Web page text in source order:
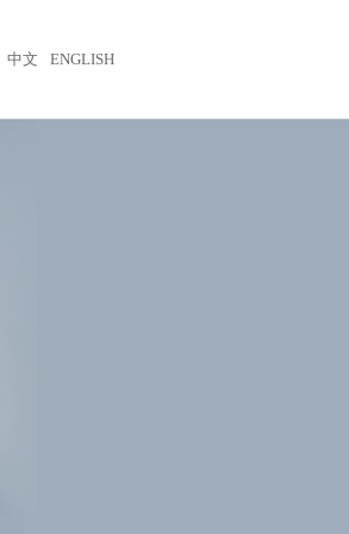
中文 ENGLISH